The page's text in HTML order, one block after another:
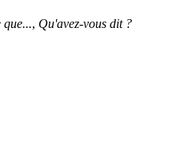
que..., Qu'avez-vous dit ?